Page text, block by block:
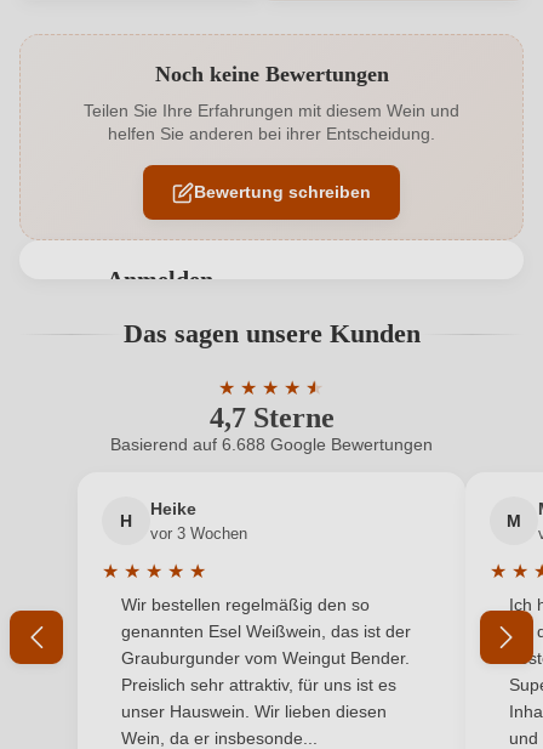
Alkoholgehalt in % 12 %
Allergene Enthält Sulfite
Ausbau Edelstahltank
Repolusk Gesbr, Glanz 4 1, 8463 Leutschach,
Qualität Schaumwein mit zugesetzter Kohlensäure
Rebsorte Gelber Muskateller
Restzucker in g/L 17 g/L
Noch keine Bewertungen
Teilen Sie Ihre Erfahrungen mit diesem Wein und
helfen Sie anderen bei ihrer Entscheidung.
Bewertung schreiben
Anmelden
Benutzern abgegeben werden. Bitte loggen Sie sich
Neuer Kunde? Neuer Kunde?
Ihre E-Mail-Adresse
Ihr Passwort
Ich habe mein Passwort vergessen
Das sagen unsere Kunden
4,7 Sterne
★ ★ ★ ★ ★
★
Durchschnittliche Bewertung von 4.7
Basierend auf 6.688 Google Bewertungen
H
Heike
vor 3 Wochen
★ ★ ★ ★ ★
Durchschnittliche Bewertung von 5 von 5 Sternen
Wir bestellen regelmäßig den so
genannten Esel Weißwein, das ist der
Grauburgunder vom Weingut Bender.
Preislich sehr attraktiv, für uns ist es
unser Hauswein. Wir lieben diesen
Wein, da er insbesonde...
M
★ ★
Ich
mit
und